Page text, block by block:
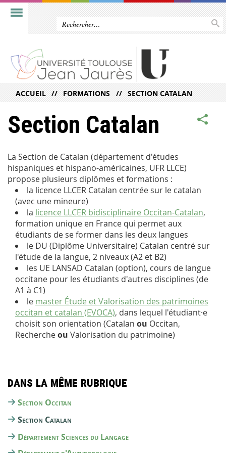
ACCUEIL FORMATIONS SECTION CATALAN
Section Catalan
La Section de Catalan (département d'études
hispaniques et hispano-américaines, UFR LLCE)
propose plusieurs diplômes et formations :
la licence LLCER Catalan centrée sur le catalan
(avec une mineure)
la licence LLCER bidisciplinaire Occitan-Catalan,
formation unique en France qui permet aux
étudiants de se former dans les deux langues
le DU (Diplôme Universitaire) Catalan centré sur
l'étude de la langue, 2 niveaux (A2 et B2)
les UE LANSAD Catalan (option), cours de langue
occitane pour les étudiants d'autres disciplines (de
A1 à C1)
le master Étude et Valorisation des patrimoines
occitan et catalan (EVOCA), dans lequel l'étudiant·e
choisit son orientation (Catalan ou Occitan,
Rechercheou Valorisation du patrimoine)
Dans la même rubrique
Section Occitan
Section Catalan
Département Sciences du Langage